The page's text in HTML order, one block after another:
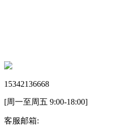
15342136668
[周一至周五 9:00-18:00]
客服邮箱: